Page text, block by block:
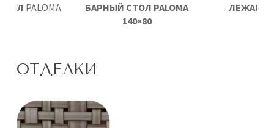
БАРНЫЙ СТОЛ PALOMA
140×80
ЛЕЖАК
PALOMA
ОТДЕЛКИ